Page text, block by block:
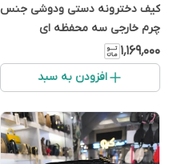
کیف دخترونه دستی ودوشی جنس
چرم خارجی سه محفظه ای
۱٬۱۶۹٬۰۰۰
افزودن به سبد